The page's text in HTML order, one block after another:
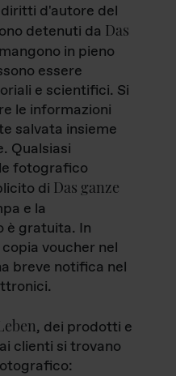
d'autore del
detenuti da Das
in pieno
essere
e scientifici. Si
le informazioni
salvata insieme
Qualsiasi
fotografico
di Das ganze
e la
è gratuita. In
voucher nel
breve notifica nel
, dei prodotti e
clienti si trovano